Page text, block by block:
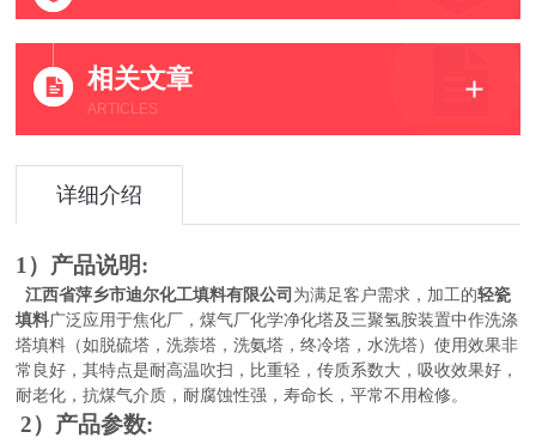
相关文章
ARTICLES
详细介绍
1）产品说明:
江西省萍乡市迪尔化工填料有限公司 为满足客户需求，加工的轻瓷
填料广泛应用于焦化厂，煤气厂化学净化塔及三聚氢胺装置中作洗涤
塔填料（如脱硫塔，洗萘塔，洗氨塔，终冷塔，水洗塔）使用效果非
常良好，其特点是耐高温吹扫，比重轻，传质系数大，吸收效果好，
耐老化，抗煤气介质，耐腐蚀性强，寿命长，平常不用检修。
2）产品参数: